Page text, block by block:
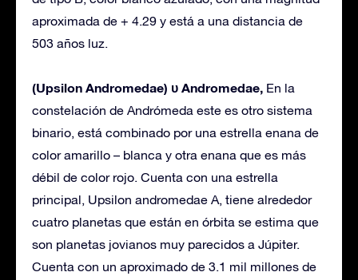
aproximada de + 4.29 y está a una distancia de
503 años luz.
(Upsilon Andromedae) υ Andromedae, En la
constelación de Andrómeda este es otro sistema
binario, está combinado por una estrella enana de
color amarillo – blanca y otra enana que es más
débil de color rojo. Cuenta con una estrella
principal, Upsilon andromedae A, tiene alrededor
cuatro planetas que están en órbita se estima que
son planetas jovianos muy parecidos a Júpiter.
Cuenta con un aproximado de 3.1 mil millones de